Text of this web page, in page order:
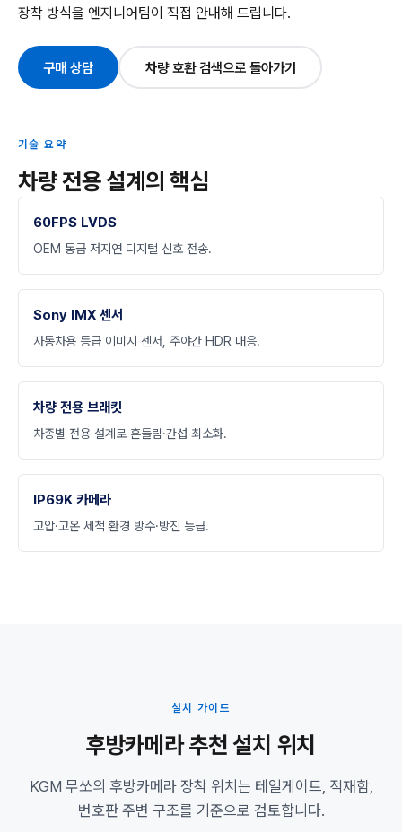
장착 방식을 엔지니어팀이 직접 안내해 드립니다.
구매 상담 차량 호환 검색으로 돌아가기
기술 요약
차량 전용 설계의 핵심
60FPS LVDS
OEM 동급 저지연 디지털 신호 전송.
Sony IMX 센서
자동차용 등급 이미지 센서, 주야간 HDR 대응.
차량 전용 브래킷
차종별 전용 설계로 흔들림·간섭 최소화.
IP69K 카메라
고압·고온 세척 환경 방수·방진 등급.
설치 가이드
후방카메라 추천 설치 위치
KGM 무쏘의 후방카메라 장착 위치는 테일게이트, 적재함,
번호판 주변 구조를 기준으로 검토합니다.